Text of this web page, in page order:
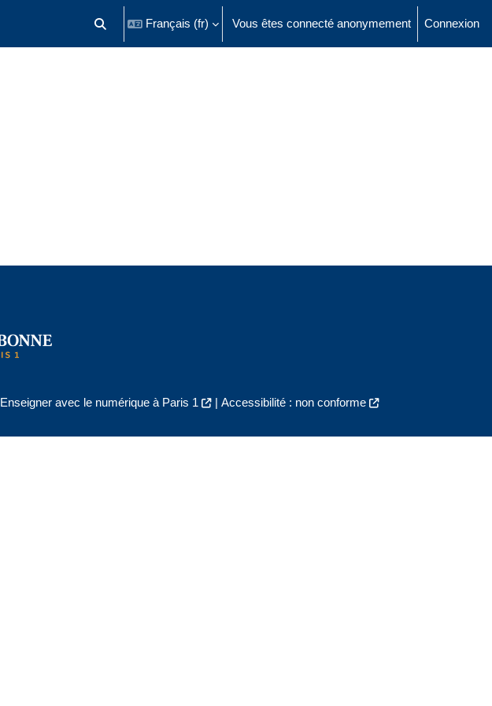
Activer/désactiver la saisie de recherche
Français ‎(fr)‎ Vous êtes connecté anonymement Connexion
Enseigner avec le numérique à Paris 1 | Accessibilité : non conforme